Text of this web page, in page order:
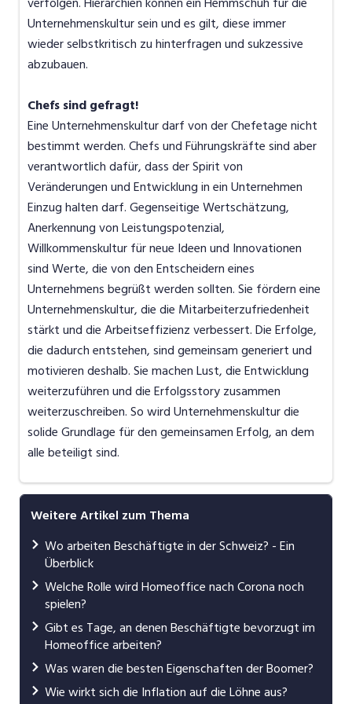
Unternehmenskultur sein und es gilt, diese immer
wieder selbstkritisch zu hinterfragen und sukzessive
abzubauen.
Chefs sind gefragt!
Eine Unternehmenskultur darf von der Chefetage nicht
bestimmt werden. Chefs und Führungskräfte sind aber
verantwortlich dafür, dass der Spirit von
Veränderungen und Entwicklung in ein Unternehmen
Einzug halten darf. Gegenseitige Wertschätzung,
Anerkennung von Leistungspotenzial,
Willkommenskultur für neue Ideen und Innovationen
sind Werte, die von den Entscheidern eines
Unternehmens begrüßt werden sollten. Sie fördern eine
Unternehmenskultur, die die Mitarbeiterzufriedenheit
stärkt und die Arbeitseffizienz verbessert. Die Erfolge,
die dadurch entstehen, sind gemeinsam generiert und
motivieren deshalb. Sie machen Lust, die Entwicklung
weiterzuführen und die Erfolgsstory zusammen
weiterzuschreiben. So wird Unternehmenskultur die
solide Grundlage für den gemeinsamen Erfolg, an dem
alle beteiligt sind.
Weitere Artikel zum Thema
Wo arbeiten Beschäftigte in der Schweiz? - Ein
Überblick
Welche Rolle wird Homeoffice nach Corona noch
spielen?
Gibt es Tage, an denen Beschäftigte bevorzugt im
Homeoffice arbeiten?
Was waren die besten Eigenschaften der Boomer?
Wie wirkt sich die Inflation auf die Löhne aus?